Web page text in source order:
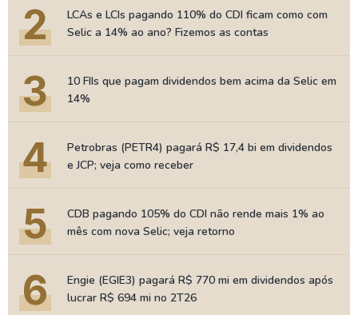
2
LCAs e LCIs pagando 110% do CDI ficam como com
Selic a 14% ao ano? Fizemos as contas
3
10 FIIs que pagam dividendos bem acima da Selic em
14%
4
Petrobras (PETR4) pagará R$ 17,4 bi em dividendos
e JCP; veja como receber
5
CDB pagando 105% do CDI não rende mais 1% ao
mês com nova Selic; veja retorno
6
Engie (EGIE3) pagará R$ 770 mi em dividendos após
lucrar R$ 694 mi no 2T26